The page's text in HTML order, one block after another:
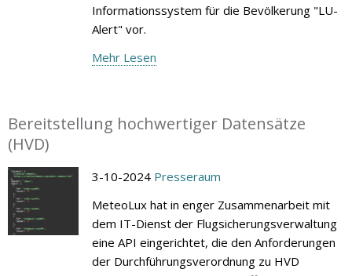
Informationssystem für die Bevölkerung "LU-
Alert" vor.
Mehr Lesen
Bereitstellung hochwertiger Datensätze
(HVD)
3-10-2024 Presseraum
MeteoLux hat in enger Zusammenarbeit mit
dem IT-Dienst der Flugsicherungsverwaltung
eine API eingerichtet, die den Anforderungen
der Durchführungsverordnung zu HVD